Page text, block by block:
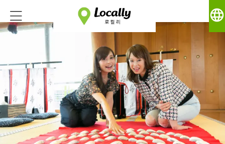
language